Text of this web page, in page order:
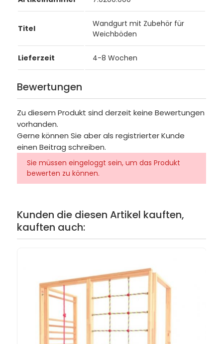
Titel
Wandgurt mit Zubehör für
Weichböden
Lieferzeit 4-8 Wochen
Bewertungen
Zu diesem Produkt sind derzeit keine Bewertungen
vorhanden.
Gerne können Sie aber als registrierter Kunde
einen Beitrag schreiben.
Sie müssen eingeloggt sein, um das Produkt
bewerten zu können.
Kunden die diesen Artikel kauften,
kauften auch: